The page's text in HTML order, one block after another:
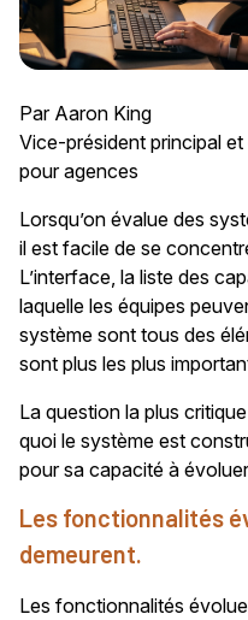
Par Aaron King
Vice-président principal
pour agences
Lorsqu’on évalue des
il est facile de se
L’interface, la liste des
laquelle les équipes
système sont tous des
sont plus les plus
La question la plus
quoi le système est
pour sa capacité à
Les fonctionnalités
demeurent.
Les fonctionnalités